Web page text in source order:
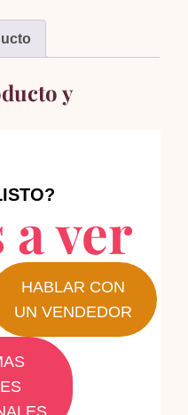
y
a ver
HABLAR CON
UN VENDEDOR